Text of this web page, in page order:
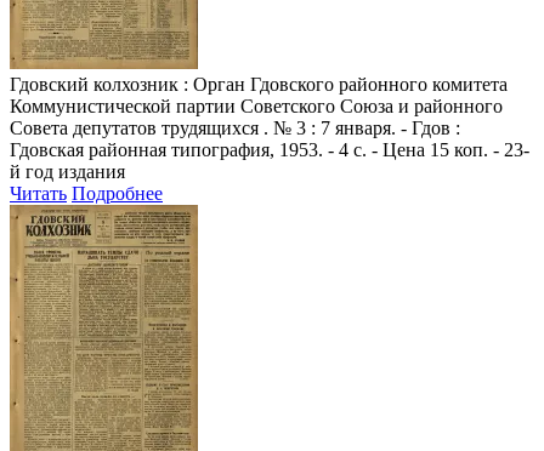
Гдовский колхозник : Орган Гдовского районного комитета
Коммунистической партии Советского Союза и районного
Совета депутатов трудящихся . № 3 : 7 января. - Гдов :
Гдовская районная типография, 1953. - 4 с. - Цена 15 коп. - 23-
й год издания
Читать Подробнее